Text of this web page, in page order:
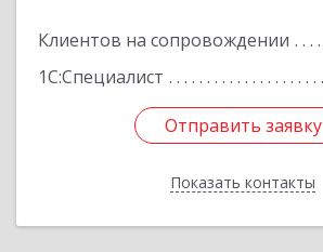
Клиентов на сопровождении
1С:Специалист
Отправить заявку
Показать контакты
Отправить заявку
Назад